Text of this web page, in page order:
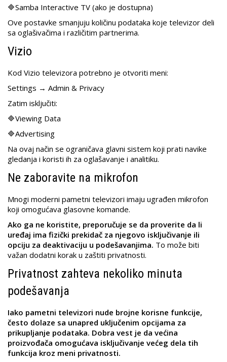
🔷Samba Interactive TV (ako je dostupna)
Ove postavke smanjuju količinu podataka koje televizor deli
sa oglašivačima i različitim partnerima.
Vizio
Kod Vizio televizora potrebno je otvoriti meni:
Settings → Admin & Privacy
Zatim isključiti:
🔷Viewing Data
🔷Advertising
Na ovaj način se ograničava glavni sistem koji prati navike
gledanja i koristi ih za oglašavanje i analitiku.
Ne zaboravite na mikrofon
Mnogi moderni pametni televizori imaju ugrađen mikrofon
koji omogućava glasovne komande.
Ako ga ne koristite, preporučuje se da proverite da li
uređaj ima fizički prekidač za njegovo isključivanje ili
opciju za deaktivaciju u podešavanjima. To može biti
važan dodatni korak u zaštiti privatnosti.
Privatnost zahteva nekoliko minuta
podešavanja
Iako pametni televizori nude brojne korisne funkcije,
često dolaze sa unapred uključenim opcijama za
prikupljanje podataka. Dobra vest je da većina
proizvođača omogućava isključivanje većeg dela tih
funkcija kroz meni privatnosti.